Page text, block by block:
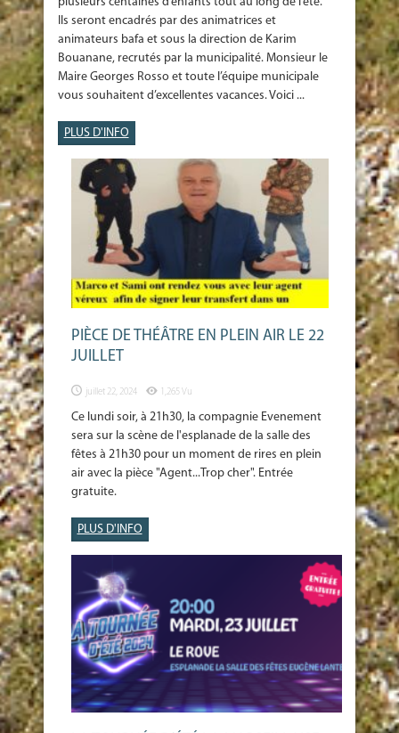
Ils seront encadrés par des animatrices et
animateurs bafa et sous la direction de Karim
Bouanane, recrutés par la municipalité. Monsieur le
Maire Georges Rosso et toute l’équipe municipale
vous souhaitent d’excellentes vacances. Voici ...
PLUS D'INFO
PIÈCE DE THÉÂTRE EN PLEIN AIR LE 22
JUILLET
juillet 22, 2024 1,265 Vu
Ce lundi soir, à 21h30, la compagnie Evenement
sera sur la scène de l'esplanade de la salle des
fêtes à 21h30 pour un moment de rires en plein
air avec la pièce "Agent...Trop cher". Entrée
gratuite.
PLUS D'INFO